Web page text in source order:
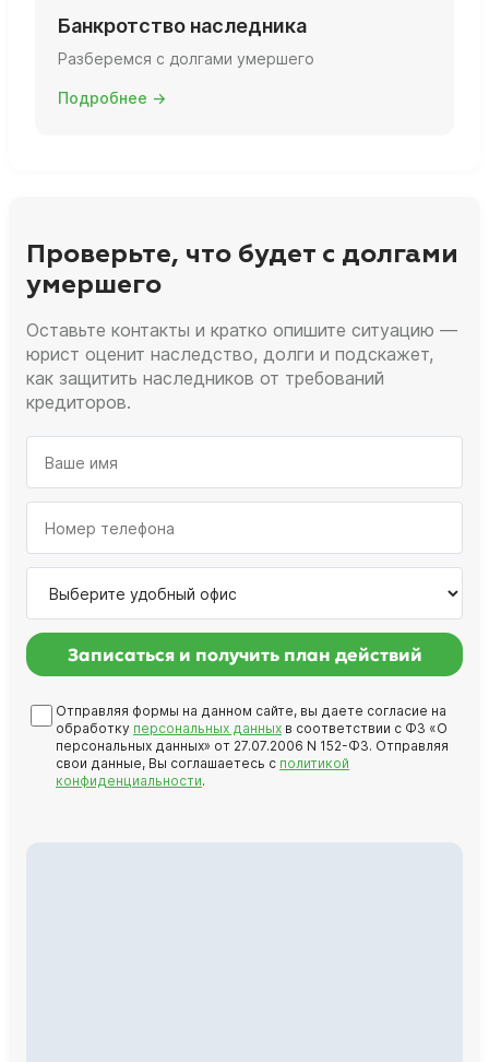
Банкротство наследника
Разберемся с долгами умершего
Подробнее →
Проверьте, что будет с долгами
умершего
Оставьте контакты и кратко опишите ситуацию —
юрист оценит наследство, долги и подскажет,
как защитить наследников от требований
кредиторов.
Записаться и получить план действий
Отправляя формы на данном сайте, вы даете согласие на
обработку персональных данных в соответствии с ФЗ «О
персональных данных» от 27.07.2006 N 152-ФЗ. Отправляя
свои данные, Вы соглашаетесь с политикой
конфиденциальности.